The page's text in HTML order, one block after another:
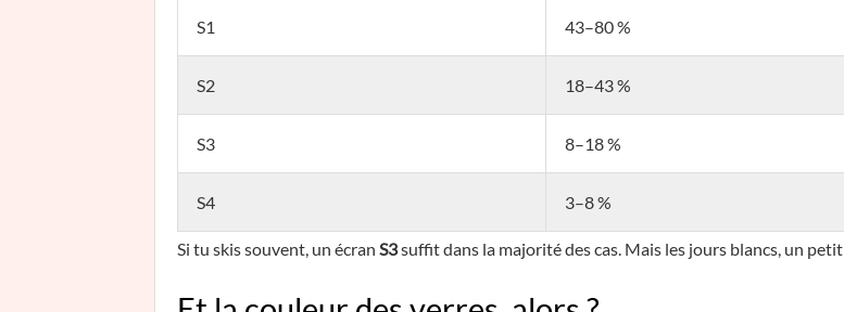
S1 43–80 %
S2 18–43 %
S3 8–18 %
S4 3–8 %
Si tu skis souvent, un écran S3suffit dans la majorité des cas. Mais les jours blancs, un petit